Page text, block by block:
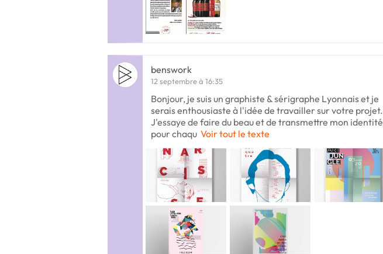
benswork
12 septembre à 16:35
Bonjour, je suis un graphiste & sérigraphe Lyonnais et je
serais enthousiaste à l'idée de travailler sur votre projet.
J'essaye de faire du beau et de transmettre mon identité
pour chaqu Voir tout le texte